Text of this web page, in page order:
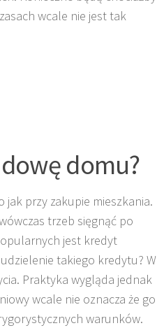
wcale nie jest tak
domu?
przy zakupie mieszkania.
trzeb sięgnąć po
jest kredyt
takiego kredytu? W
Praktyka wygląda jednak
wcale nie oznacza że go
warunków.